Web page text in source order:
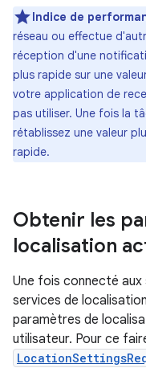
Indice de
réseau ou effectue
réception d'une
plus rapide sur une
votre application de
pas utiliser. Une fois la
rétablissez une valeur
rapide.
Obtenir les
localisation
Une fois connecté aux
services de
paramètres de
utilisateur. Pour ce